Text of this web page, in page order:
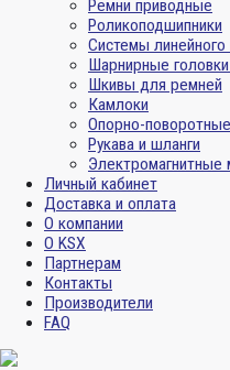
Ремни приводные
Роликоподшипники
Системы
Шарнирные
Шкивы для ремней
Камлоки
Опорно-
Рукава и шланги
Личный кабинет
Доставка и оплата
О компании
О KSX
Партнерам
Контакты
Производители
FAQ